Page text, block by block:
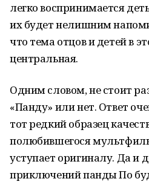
легко воспринимается
их будет нелишним
что тема отцов и детей в
центральная.
Одним словом, не стоит
«Панду» или нет. Ответ
тот редкий образец
полюбившегося
уступает оригиналу. Да и
приключений панды По